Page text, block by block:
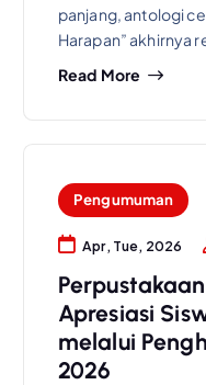
panjang, antologi
Harapan” akhirnya
Read More
Pengumuman
Apr, Tue, 2026
Apresiasi
melalui
2026